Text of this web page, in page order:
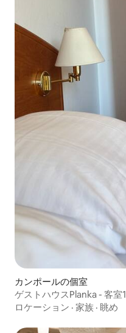
カンポールの個室
ゲストハウスPlanka - 客室1
ロケーション · 家族 · 眺め